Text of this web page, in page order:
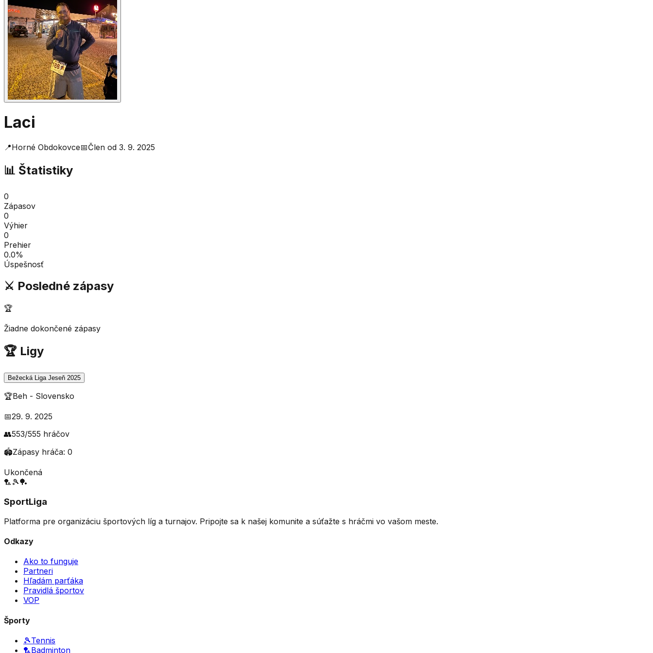
Laci
📍Horné Obdokovce📅Člen od 3. 9. 2025
📊 Štatistiky
0
Zápasov
0
Výhier
0
Prehier
0.0%
Úspešnosť
⚔️ Posledné zápasy
🏆
Žiadne dokončené zápasy
🏆 Ligy
Bežecká Liga Jeseň 2025
🏆Beh - Slovensko
📅29. 9. 2025
👥553/555 hráčov
🏟️Zápasy hráča: 0
Ukončená
🏸 🎾🏓
SportLiga
Platforma pre organizáciu športových líg a turnajov. Pripojte sa k našej komunite a súťažte s hráčmi vo vašom meste.
Odkazy
Ako to funguje
Partneri
Hľadám parťáka
Pravidlá športov
VOP
Športy
🎾Tennis
🏸Badminton